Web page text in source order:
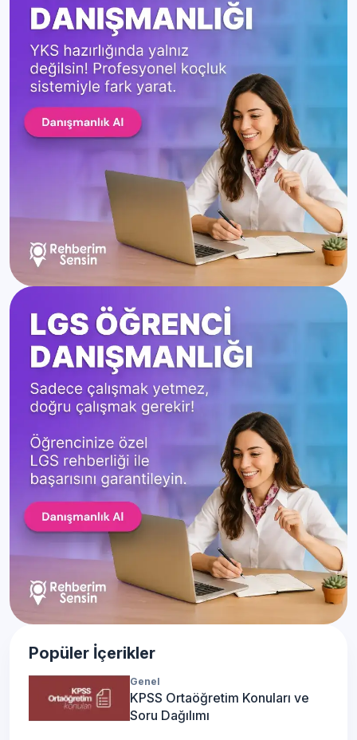
Popüler İçerikler
Genel
KPSS Ortaöğretim Konuları ve
Soru Dağılımı